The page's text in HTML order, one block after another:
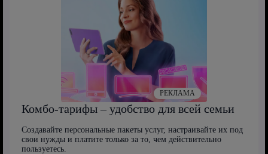
Комбо-тарифы – удобство для всей семьи
Создавайте персональные пакеты услуг, настраивайте их под
свои нужды и платите только за то, чем действительно
пользуетесь.
РЕКЛАМА